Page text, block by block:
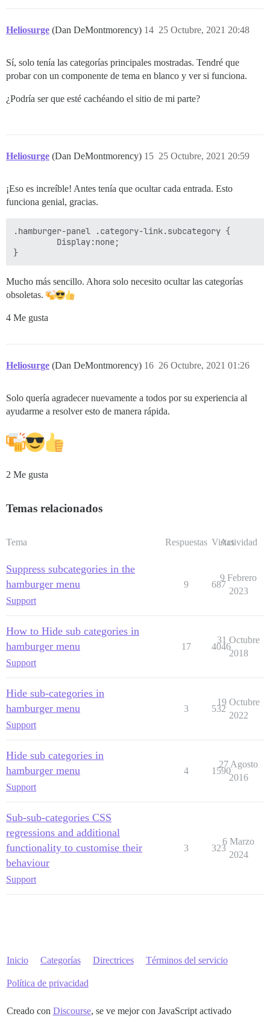
Heliosurge (Dan DeMontmorency) 25 Octubre, 2021 20:48
14
Sí, solo tenía las categorías principales mostradas. Tendré que
probar con un componente de tema en blanco y ver si funciona.
¿Podría ser que esté cachéando el sitio de mi parte?
Heliosurge (Dan DeMontmorency) 25 Octubre, 2021 20:59
15
¡Eso es increíble! Antes tenía que ocultar cada entrada. Esto
funciona genial, gracias.
.hamburger-panel .category-link.subcategory {
         Display:none;
}
Mucho más sencillo. Ahora solo necesito ocultar las categorías
obsoletas.
4 Me gusta
Heliosurge (Dan DeMontmorency) 26 Octubre, 2021 01:26
16
Solo quería agradecer nuevamente a todos por su experiencia al
ayudarme a resolver esto de manera rápida.
2 Me gusta
Temas relacionados
Tema Respuestas Vistas
Actividad
Suppress subcategories in the
hamburger menu
Support
9 687
9 Febrero
2023
How to Hide sub categories in
hamburger menu
Support
17 4046
31 Octubre
2018
Hide sub-categories in
hamburger menu
Support
3 532
19 Octubre
2022
Hide sub categories in
hamburger menu
Support
4 1590
27 Agosto
2016
Sub-sub-categories CSS
regressions and additional
functionality to customise their
behaviour
Support
3 323
6 Marzo
2024
Inicio Categorías Directrices Términos del servicio
Política de privacidad
Creado con Discourse, se ve mejor con JavaScript activado